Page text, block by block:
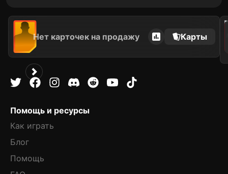
Нет карточек на продажу Карты
2022
Помощь и ресурсы
Как играть
Блог
Помощь